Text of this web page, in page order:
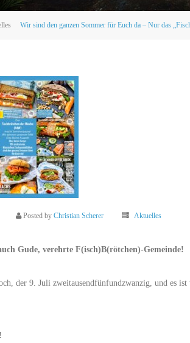
Wir sind den ganzen Sommer für Euch da – Nur das
Posted by Christian Scherer Aktuelles
Gude, verehrte F(isch)B(rötchen)-Gemeinde!
der 9. Juli zweitausendfünfundzwanzig, und es